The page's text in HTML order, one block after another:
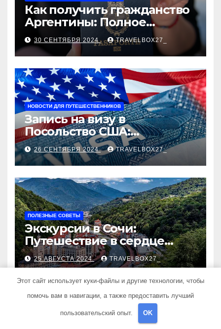
Как получить гражданство
Аргентины: Полное
руководство
30 СЕНТЯБРЯ 2024 TRAVELBOX27_
НОВОСТИ ДЛЯ ПУТЕШЕСТВЕННИКОВ
Запись на визу в
Посольство США:
Пошаговое руководство
26 СЕНТЯБРЯ 2024 TRAVELBOX27_
ПОЛЕЗНЫЕ СОВЕТЫ
Экскурсии в Сочи:
Путешествие в сердце
Черноморского курорта
25 АВГУСТА 2024 TRAVELBOX27_
Этот сайт использует куки-файлы и другие технологии, чтобы
помочь вам в навигации, а также предоставить лучший
пользовательский опыт. OK